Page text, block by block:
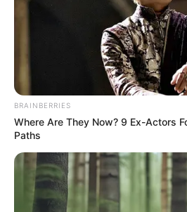
BRAINBERRIES
Where Are They Now? 9 Ex-Actors
Paths